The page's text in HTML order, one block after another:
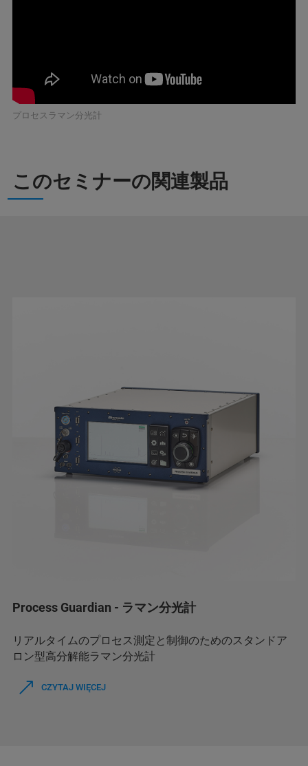
プロセスラマン分光計
このセミナーの関連製品
Process Guardian - ラマン分光計
リアルタイムのプロセス測定と制御のためのスタンドア
ロン型高分解能ラマン分光計
CZYTAJ WIĘCEJ